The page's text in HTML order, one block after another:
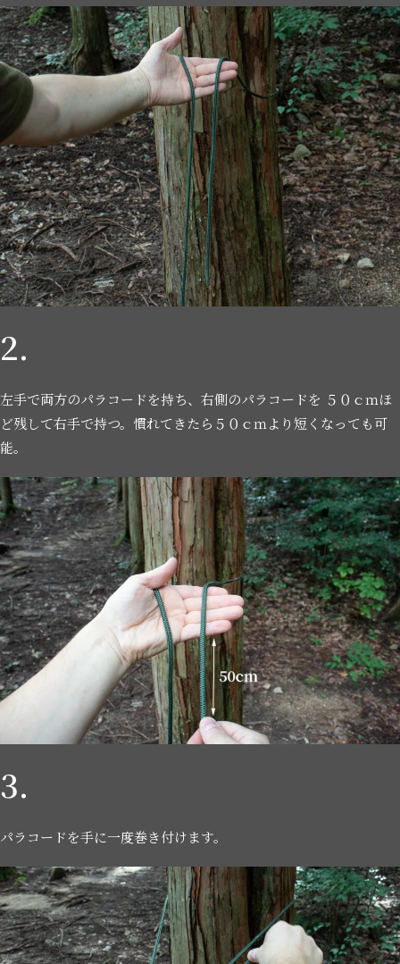
2.
左手で両方のパラコードを持ち、右側のパラコードを ５０ｃｍほ
ど残して右手で持つ。慣れてきたら５０ｃｍより短くなっても可
能。
3.
パラコードを手に一度巻き付けます。